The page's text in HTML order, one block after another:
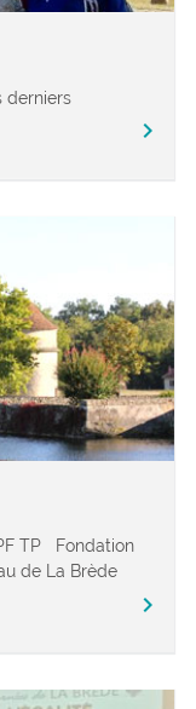
derniers
chevron_right
TP Fondation
de La Brède
chevron_right